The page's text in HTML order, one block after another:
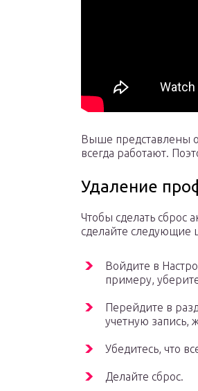
Выше представлены
всегда работают.
Удаление
Чтобы сделать сброс
сделайте следующие
Войдите в
примеру,
Перейдите в
учетную запись,
Убедитесь, что
Делайте сброс.